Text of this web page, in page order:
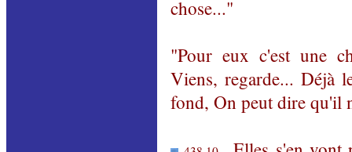
chose..."
"Pour eux c'est une
Viens, regarde... Déjà
fond, On peut dire qu'il